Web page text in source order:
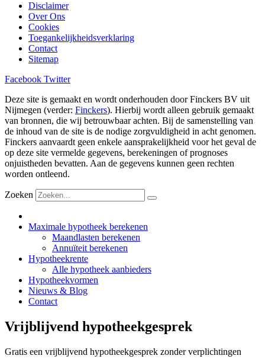
Disclaimer
Over Ons
Cookies
Toegankelijkheidsverklaring
Contact
Sitemap
Facebook Twitter
Deze site is gemaakt en wordt onderhouden door Finckers BV uit
Nijmegen (verder: Finckers). Hierbij wordt alleen gebruik gemaakt
van bronnen, die wij betrouwbaar achten. Bij de samenstelling van
de inhoud van de site is de nodige zorgvuldigheid in acht genomen.
Finckers aanvaardt geen enkele aansprakelijkheid voor het geval de
op deze site vermelde gegevens, berekeningen of prognoses
onjuistheden bevatten. Aan de gegevens kunnen geen rechten
worden ontleend.
Zoeken
Maximale hypotheek berekenen
Maandlasten berekenen
Annuïteit berekenen
Hypotheekrente
Alle hypotheek aanbieders
Hypotheekvormen
Nieuws & Blog
Contact
Vrijblijvend hypotheekgesprek
Gratis een vrijblijvend hypotheekgesprek zonder verplichtingen